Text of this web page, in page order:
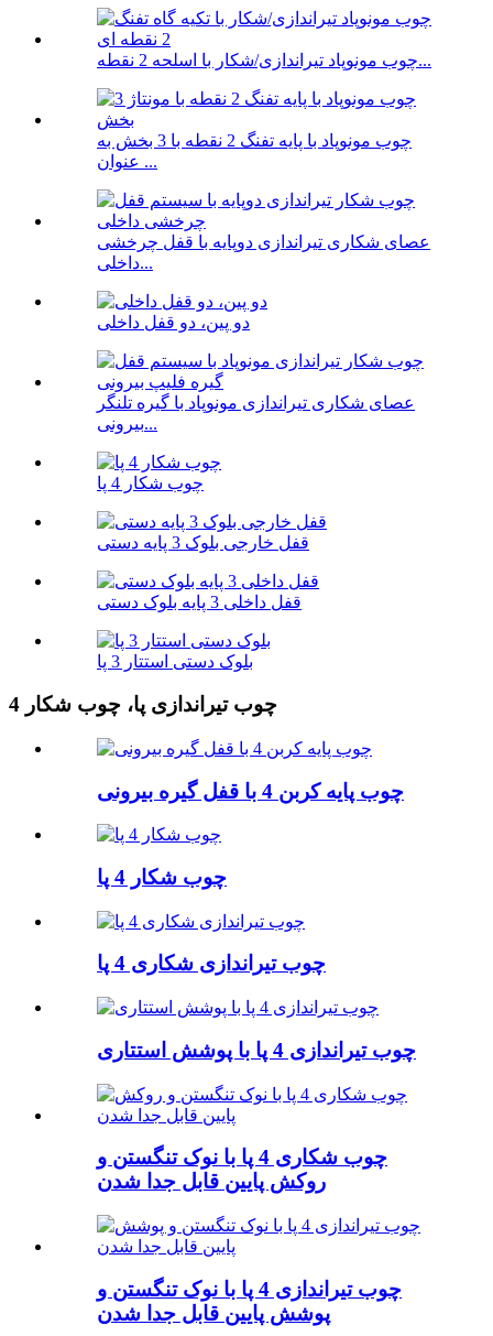
چوب مونوپاد تیراندازی/شکار با اسلحه 2 نقطه...
چوب مونوپاد با پایه تفنگ 2 نقطه با 3 بخش به
عنوان ...
عصای شکاری تیراندازی دوپایه با قفل چرخشی
داخلی...
دو پین، دو قفل داخلی
عصای شکاری تیراندازی مونوپاد با گیره تلنگر
بیرونی...
چوب شکار 4 پا
قفل خارجی بلوک 3 پایه دستی
قفل داخلی 3 پایه بلوک دستی
بلوک دستی استتار 3 پا
4 چوب تیراندازی پا، چوب شکار
چوب پایه کربن 4 با قفل گیره بیرونی
چوب شکار 4 پا
چوب تیراندازی شکاری 4 پا
چوب تیراندازی 4 پا با پوشش استتاری
چوب شکاری 4 پا با نوک تنگستن و
روکش پایین قابل جدا شدن
چوب تیراندازی 4 پا با نوک تنگستن و
پوشش پایین قابل جدا شدن